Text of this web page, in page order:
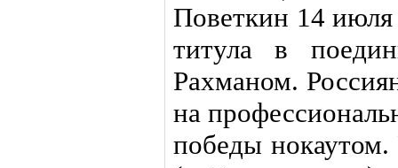
Поветкин 14 июля
титула в
Рахманом.
на
победы